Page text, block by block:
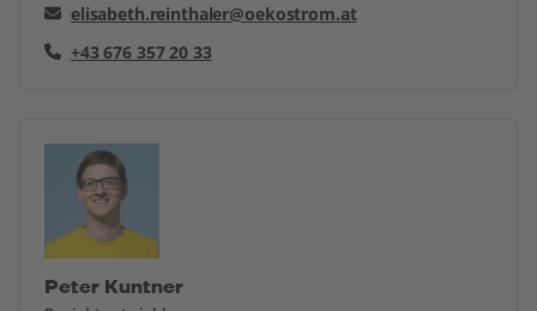
elisabeth.reinthaler@oekostrom.at
+43 676 357 20 33
Peter Kuntner